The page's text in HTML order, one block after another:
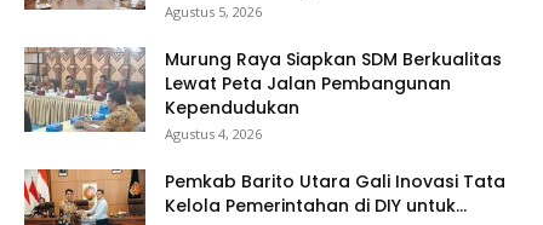
Agustus 5, 2026
Murung Raya Siapkan SDM Berkualitas
Lewat Peta Jalan Pembangunan
Kependudukan
Agustus 4, 2026
Pemkab Barito Utara Gali Inovasi Tata
Kelola Pemerintahan di DIY untuk...